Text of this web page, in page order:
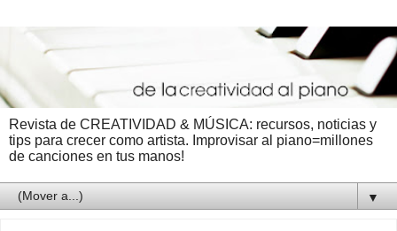
Revista de CREATIVIDAD & MÚSICA: recursos, noticias y
tips para crecer como artista. Improvisar al piano=millones
de canciones en tus manos!
▼